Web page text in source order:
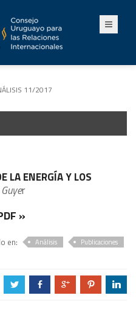
11/2017
LA ENERGÍA Y LOS
r
»
en: Análisis Publicaciones
a b c d j